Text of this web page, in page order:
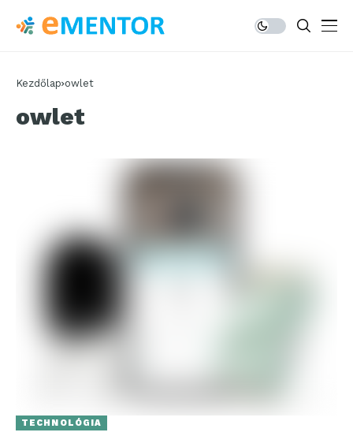
Kezdőlap owlet
owlet
TECHNOLÓGIA